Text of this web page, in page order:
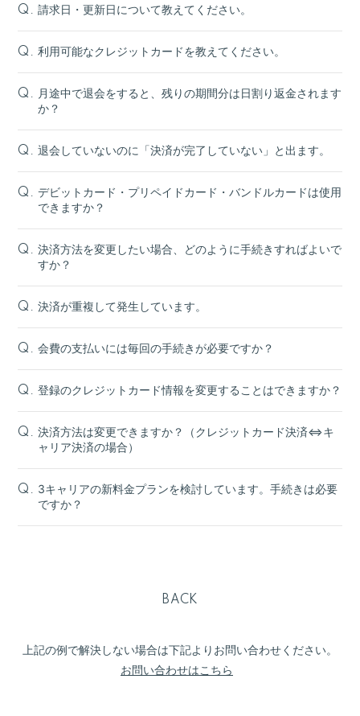
Q. 請求日・更新日について教えてください。
Q. 利用可能なクレジットカードを教えてください。
Q. 月途中で退会をすると、残りの期間分は日割り返金されます
か？
Q. 退会していないのに「決済が完了していない」と出ます。
Q. デビットカード・プリペイドカード・バンドルカードは使用
できますか？
Q. 決済方法を変更したい場合、どのように手続きすればよいで
すか？
Q. 決済が重複して発生しています。
Q. 会費の支払いには毎回の手続きが必要ですか？
Q. 登録のクレジットカード情報を変更することはできますか？
Q. 決済方法は変更できますか？（クレジットカード決済⇔キ
ャリア決済の場合）
Q. 3キャリアの新料金プランを検討しています。手続きは必要
ですか？
BACK
上記の例で解決しない場合は下記よりお問い合わせください。
お問い合わせはこちら